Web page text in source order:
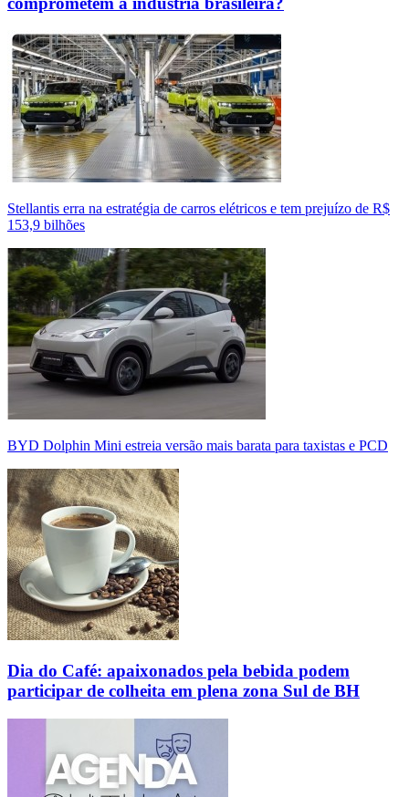
Stellantis erra na estratégia de carros elétricos e tem prejuízo de R$
153,9 bilhões
BYD Dolphin Mini estreia versão mais barata para taxistas e PCD
Dia do Café: apaixonados pela bebida podem
participar de colheita em plena zona Sul de BH